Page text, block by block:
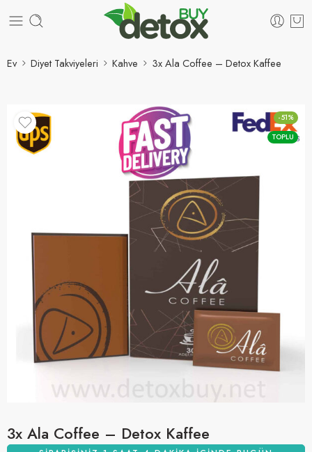
Ev Diyet Takviyeleri Kahve 3x Ala Coffee – Detox Kaffee
-51%
TOPLU
3x Ala Coffee – Detox Kaffee